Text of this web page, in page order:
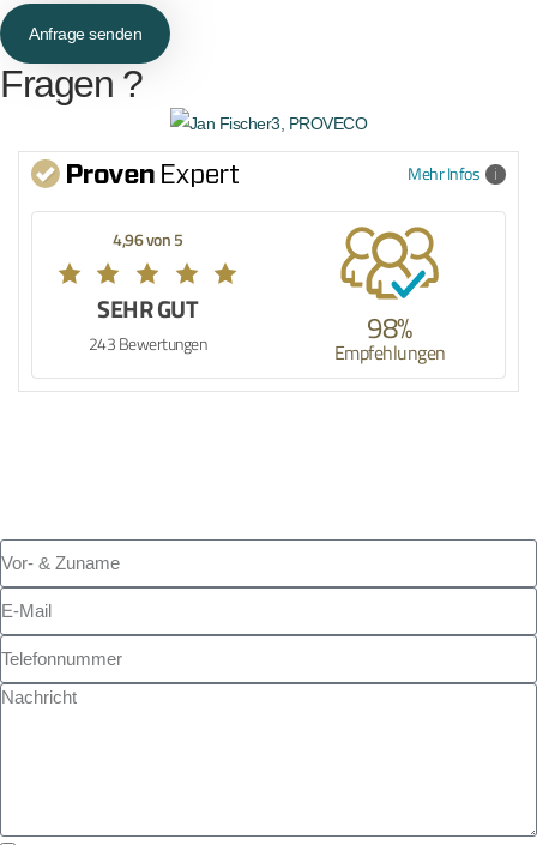
Anfrage senden
Fragen ?
Mehr Infos
4,96 von 5
SEHR GUT
243 Bewertungen 98%
Empfehlungen